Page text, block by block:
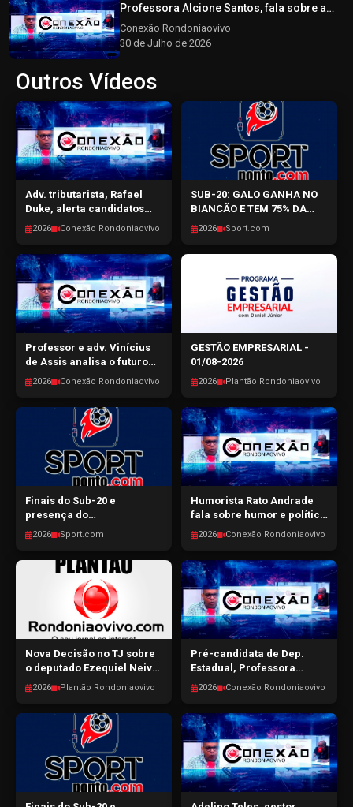
Professora Alcione Santos, fala sobre a
pré-campanha CONEXÃO RONDONIAOVIVO
- 30/07/2026
Conexão Rondoniaovivo
30 de Julho de 2026
Outros Vídeos
Adv. tributarista, Rafael
Duke, alerta candidatos
para as mudanças com a
nova reforma tributária -
CONEXÃO RONDONIAOVIVO
- 04/08/2026
2026 Conexão Rondoniaovivo
SUB-20: GALO GANHA NO
BIANCÃO E TEM 75% DA
TAÇA SOB SUAS ASAS -
SPORTPONTO.COM -
03/08/2026
2026 Sport.com
Professor e adv. Vinícius
de Assis analisa o futuro
da Advocacia com o
avanço tecnológico -
CONEXÃO RONDONIAOVIVO
- 03/08/2026
2026 Conexão Rondoniaovivo
GESTÃO EMPRESARIAL -
01/08-2026
2026 Plantão Rondoniaovivo
Finais do Sub-20 e
presença do
pentacampeão Edmilson
em RO - SPORTPONTO.COM
- 31/07/2026
2026 Sport.com
Humorista Rato Andrade
fala sobre humor e política
em RO - CONEXÃO
RONDONIAOVIVO -
31/07/2026
2026 Conexão Rondoniaovivo
Nova Decisão no TJ sobre
o deputado Ezequiel Neiva,
Advogado afirma que a
decisão não afeta a
elegibilidade do candidato
- Plantão Rondoniaovivo -
30/07/2026
2026 Plantão Rondoniaovivo
Pré-candidata de Dep.
Estadual, Professora
Alcione Santos, fala sobre
a pré-campanha CONEXÃO
RONDONIAOVIVO -
30/07/2026
2026 Conexão Rondoniaovivo